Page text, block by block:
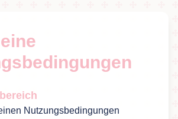
Nutzungsbedingungen